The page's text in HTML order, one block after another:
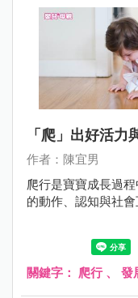
「爬」出好活
作者：陳宜男
爬行是寶寶成長過
的動作、認知與社
關鍵字： 爬行、 發